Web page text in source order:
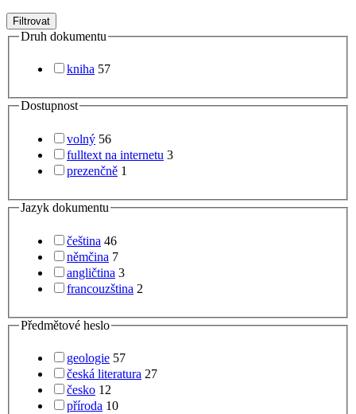
Filtrovat
Druh dokumentu
kniha 57
Dostupnost
volný 56
fulltext na internetu 3
prezenčně 1
Jazyk dokumentu
čeština 46
němčina 7
angličtina 3
francouzština 2
Předmětové heslo
geologie 57
česká literatura 27
česko 12
příroda 10